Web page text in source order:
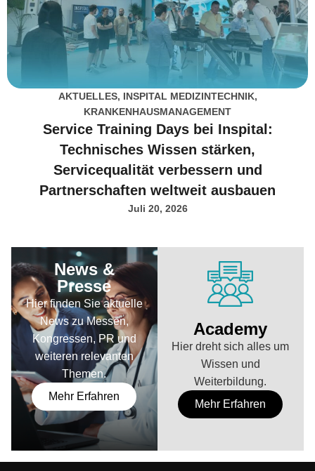
AKTUELLES, INSPITAL MEDIZINTECHNIK,
KRANKENHAUSMANAGEMENT
Service Training Days bei Inspital:
Technisches Wissen stärken,
Servicequalität verbessern und
Partnerschaften weltweit ausbauen
Juli 20, 2026
Academy
Hier dreht sich alles um
Wissen und
Weiterbildung.
Mehr Erfahren
News &
Presse
Hier finden Sie aktuelle
News zu Messen,
Kongressen, PR und
weiteren relevanten
Themen.
Mehr Erfahren